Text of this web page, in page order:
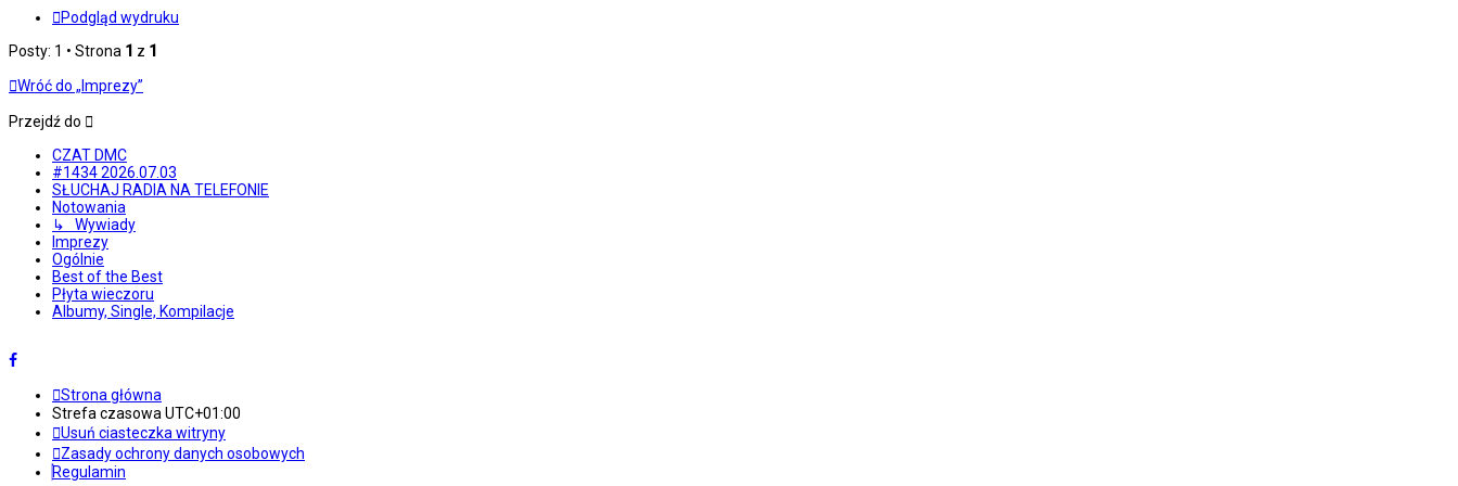
Podgląd wydruku
Posty: 1 • Strona 1 z 1
Wróć do „Imprezy”
Przejdź do
CZAT DMC
#1434 2026.07.03
SŁUCHAJ RADIA NA TELEFONIE
Notowania
↳ Wywiady
Imprezy
Ogólnie
Best of the Best
Płyta wieczoru
Albumy, Single, Kompilacje
Strona główna
Strefa czasowaUTC+01:00
Usuń ciasteczka witryny
Zasady ochrony danych osobowych
Regulamin